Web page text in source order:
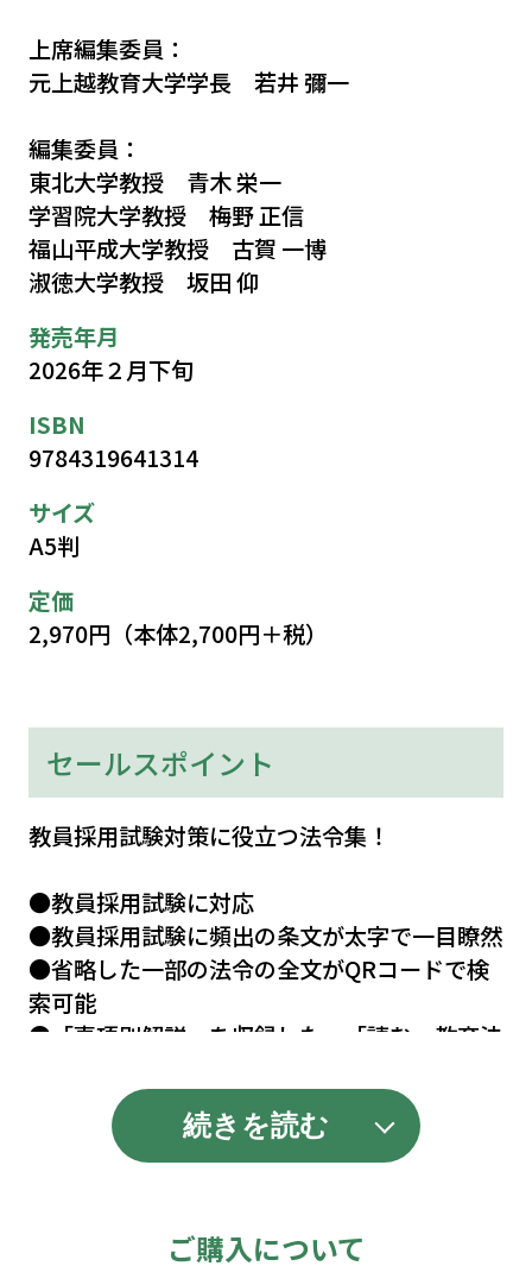
上席編集委員：
元上越教育大学学長 若井 彌一
編集委員：
東北大学教授 青木 栄一
学習院大学教授 梅野 正信
福山平成大学教授 古賀 一博
淑徳大学教授 坂田 仰
発売年月
2026年２月下旬
ISBN
9784319641314
サイズ
A5判
定価
2,970円（本体2,700円＋税）
セールスポイント
教員採用試験対策に役立つ法令集！
●教員採用試験に対応
●教員採用試験に頻出の条文が太字で一目瞭然
●省略した一部の法令の全文がQRコードで検
索可能
●「事項別解説」を収録した、「読む」教育法
多くの教員採用試験受験者から
「試験対策として使える、わかりやすい」と評
続きを読む
ご購入について